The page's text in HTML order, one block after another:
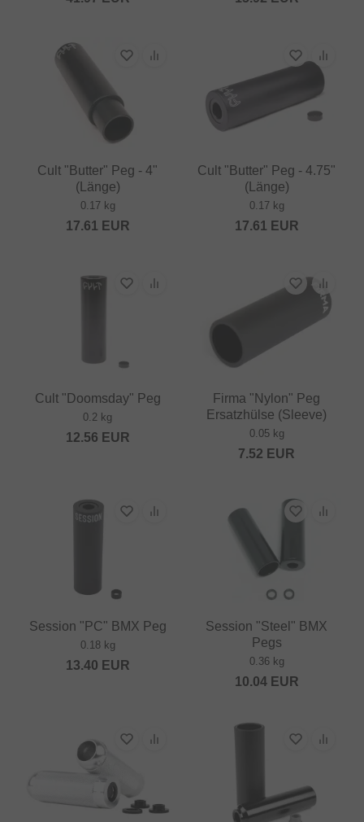
Cult "Butter" Peg - 4"
(Länge)
0.17 kg
17.61 EUR
Cult "Butter" Peg - 4.75"
(Länge)
0.17 kg
17.61 EUR
Cult "Doomsday" Peg
0.2 kg
12.56 EUR
Firma "Nylon" Peg
Ersatzhülse (Sleeve)
0.05 kg
7.52 EUR
Session "PC" BMX Peg
0.18 kg
13.40 EUR
Session "Steel" BMX
Pegs
0.36 kg
10.04EUR